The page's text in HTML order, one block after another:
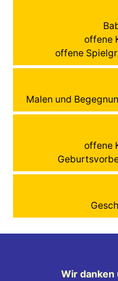
offene
offene
Malen und
offene
Wir danken